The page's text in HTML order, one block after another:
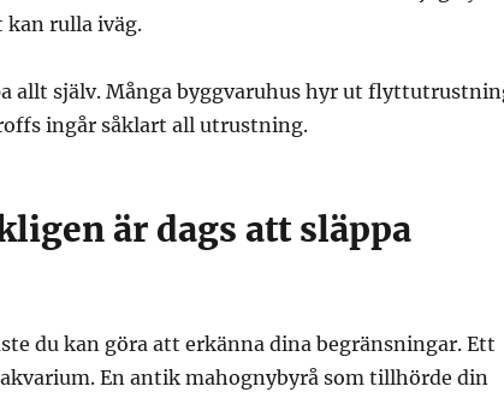
rulla iväg.
allt själv. Många byggvaruhus hyr ut
ingår såklart all utrustning.
är dags att släppa
du kan göra att erkänna dina begränsningar. Ett
En antik mahognybyrå som tillhörde din